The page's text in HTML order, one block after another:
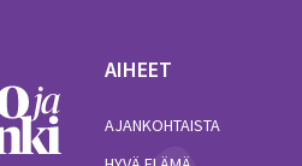
AIHEET
AJANKOHTAISTA